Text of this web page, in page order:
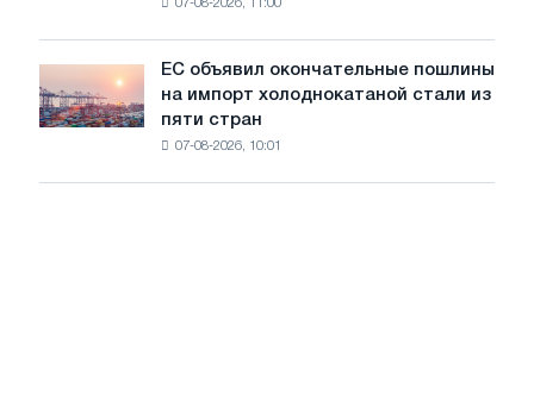
трамвайных
путей
Москвы
Ярославля
07-08-2026, 11:00
объявил
окончательные
ЕС объявил окончательные пошлины
на импорт холоднокатаной стали из
пяти стран
07-08-2026, 10:01